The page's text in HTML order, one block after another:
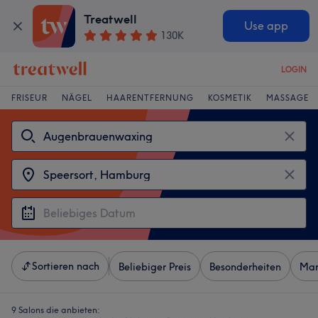
Treatwell
130K
Use app
LOGIN
FRISEUR NÄGEL HAARENTFERNUNG KOSMETIK MASSAGE
Sortieren nach Beliebiger Preis Besonderheiten
9 Salons die anbieten: